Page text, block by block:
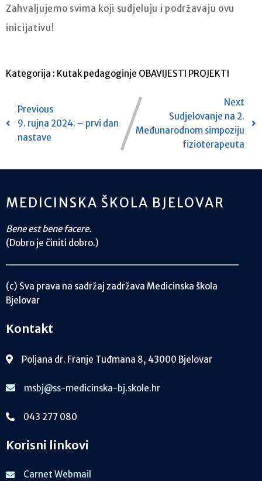
Zahvaljujemo svima koji sudjeluju i podržavaju ovu
inicijativu!
Kategorija : Kutak pedagoginje OBAVIJESTI PROJEKTI
Previous
9. rujna 2024. – prvi dan
nastave
Next
Sudjelovanje na 2.
Međunarodnom simpoziju
fizioterapeuta
MEDICINSKA ŠKOLA BJELOVAR
Bene est bene facere.
(Dobro je činiti dobro.)
(c) Sva prava na sadržaj zadržava Medicinska škola
Bjelovar
Kontakt
Poljana dr. Franje Tuđmana 8, 43000 Bjelovar
msbj@ss-medicinska-bj.skole.hr
043 277 080
Korisni linkovi
Carnet Webmail